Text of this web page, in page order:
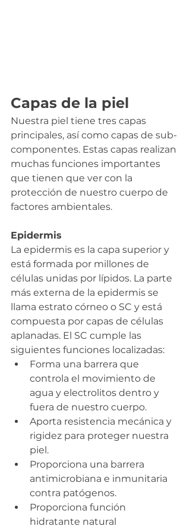
Capas de la piel
Nuestra piel tiene tres capas
principales, así como capas de sub-
componentes. Estas capas realizan
muchas funciones importantes
que tienen que ver con la
protección de nuestro cuerpo de
factores ambientales.
Epidermis
La epidermis es la capa superior y
está formada por millones de
células unidas por lípidos. La parte
más externa de la epidermis se
llama estrato córneo o SC y está
compuesta por capas de células
aplanadas. El SC cumple las
siguientes funciones localizadas:
Forma una barrera que
controla el movimiento de
agua y electrolitos dentro y
fuera de nuestro cuerpo.
Aporta resistencia mecánica y
rigidez para proteger nuestra
piel.
Proporciona una barrera
antimicrobiana e inmunitaria
contra patógenos.
Proporciona función
hidratante natural